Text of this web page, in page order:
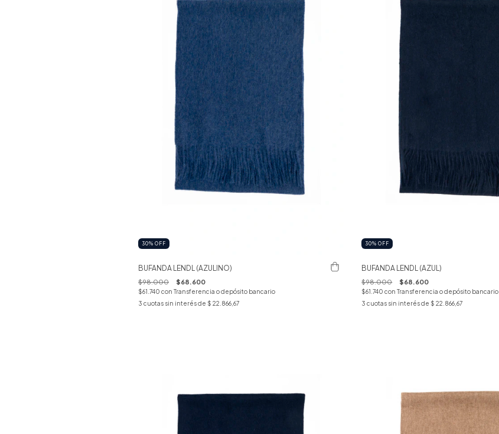
30% OFF
BUFANDA LENDL (AZULINO)
$98.000 $68.600
$61.740 con Transferencia o depósito bancario
3 cuotas sin interés de $ 22.866,67
30%OFF
BUFANDA LENDL (AZUL)
$98.000 $68.600
$61.740con Transferencia o depósito bancario
3 cuotas sin interés de $ 22.866,67